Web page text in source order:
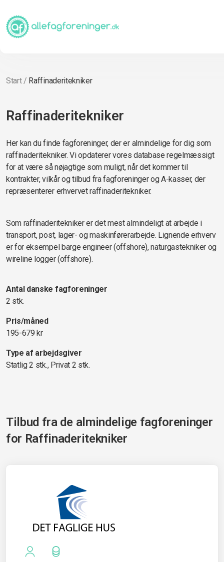
Start/ Raffinaderitekniker
Raffinaderitekniker
Her kan du finde fagforeninger, der er almindelige for dig som
raffinaderitekniker. Vi opdaterer vores database regelmæssigt
for at være så nøjagtige som muligt, når det kommer til
kontrakter, vilkår og tilbud fra fagforeninger og A-kasser, der
repræsenterer erhvervet raffinaderitekniker.
Som raffinaderitekniker er det mest almindeligt at arbejde i
transport, post, lager- og maskinførerarbejde. Lignende erhverv
er for eksempel barge engineer (offshore), naturgastekniker og
wireline logger (offshore).
Antal danske fagforeninger
2 stk.
Pris/måned
195-679 kr
Type af arbejdsgiver
Statlig 2 stk., Privat 2 stk.
Tilbud fra de almindelige fagforeninger
for Raffinaderitekniker